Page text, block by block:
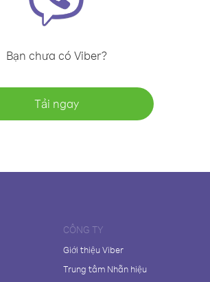
Bạn chưa có Viber?
Tải ngay
CÔNG TY
Giới thiệu Viber
Trung tâm Nhãn hiệu